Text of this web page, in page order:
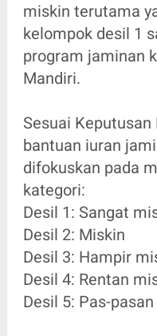
miskin terutama
kelompok desil 1
program jaminan
Mandiri.
Sesuai
bantuan iuran
difokuskan pada
kategori:
Desil 1: Sangat
Desil 2: Miskin
Desil 3: Hampir
Desil 4: Rentan
Desil 5: Pas-pasan